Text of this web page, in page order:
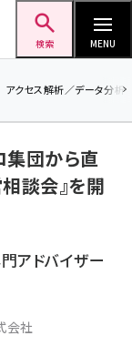
検索 MENU
アクセス解析／データ分析
集団から直
談会』を開
アドバイザー
会社